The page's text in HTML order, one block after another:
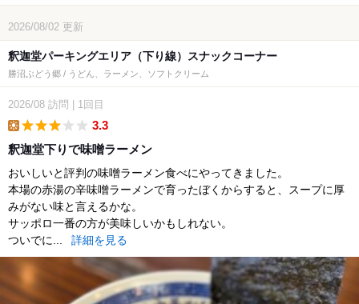
2026/08/02 更新
釈迦堂パーキングエリア（下り線）スナックコーナー
勝沼ぶどう郷 / うどん、ラーメン、ソフトクリーム
2026/08 訪問 1回目
3.3
釈迦堂下りで味噌ラーメン
おいしいと評判の味噌ラーメン食べにやってきました。
本場の赤湯の辛味噌ラーメンで育ったぼくからすると、スープに厚
みがない味と言えるかな。
サッポロ一番の方が美味しいかもしれない。
ついでに...
詳細を見る